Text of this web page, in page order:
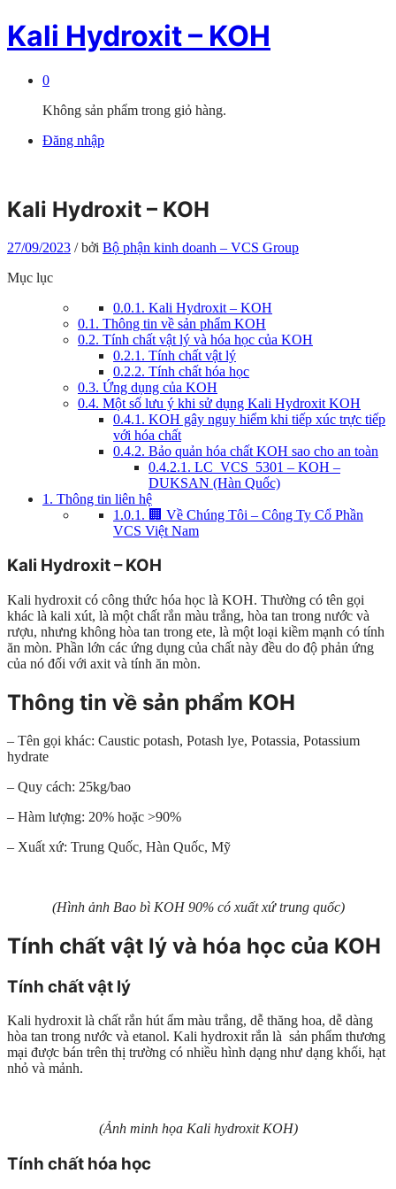
Kali Hydroxit – KOH
0
Không sản phẩm trong giỏ hàng.
Đăng nhập
Kali Hydroxit – KOH
27/09/2023 /bởi Bộ phận kinh doanh – VCS Group
Mục lục
0.0.1. Kali Hydroxit – KOH
0.1. Thông tin về sản phẩm KOH
0.2. Tính chất vật lý và hóa học của KOH
0.2.1. Tính chất vật lý
0.2.2. Tính chất hóa học
0.3. Ứng dụng của KOH
0.4. Một số lưu ý khi sử dụng Kali Hydroxit KOH
0.4.1. KOH gây nguy hiểm khi tiếp xúc trực tiếp
với hóa chất
0.4.2. Bảo quản hóa chất KOH sao cho an toàn
0.4.2.1. LC_VCS_5301 – KOH –
DUKSAN (Hàn Quốc)
1. Thông tin liên hệ
1.0.1. 🏢 Về Chúng Tôi – Công Ty Cổ Phần
VCS Việt Nam
Kali Hydroxit – KOH
Kali hydroxit có công thức hóa học là KOH. Thường có tên gọi
khác là kali xút, là một chất rắn màu trắng, hòa tan trong nước và
rượu, nhưng không hòa tan trong ete, là một loại kiềm mạnh có tính
ăn mòn. Phần lớn các ứng dụng của chất này đều do độ phản ứng
của nó đối với axit và tính ăn mòn.
Thông tin về sản phẩm KOH
– Tên gọi khác: Caustic potash, Potash lye, Potassia, Potassium
hydrate
– Quy cách: 25kg/bao
– Hàm lượng: 20% hoặc >90%
– Xuất xứ: Trung Quốc, Hàn Quốc, Mỹ
(Hình ảnh Bao bì KOH 90% có xuất xứ trung quốc)
Tính chất vật lý và hóa học của KOH
Tính chất vật lý
Kali hydroxit là chất rắn hút ẩm màu trắng, dễ thăng hoa, dễ dàng
hòa tan trong nước và etanol. Kali hydroxit rắn là sản phẩm thương
mại được bán trên thị trường có nhiều hình dạng như dạng khối, hạt
nhỏ và mảnh.
(Ảnh minh họa Kali hydroxit KOH)
Tính chất hóa học